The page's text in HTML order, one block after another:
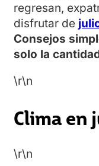
regresan,
disfrutar de
Consejos
solo la
\r\n
Clima en
\r\n